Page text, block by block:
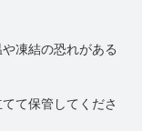
凍結の恐れがある
て保管してくださ